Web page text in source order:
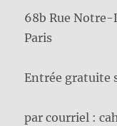
68b Rue
Paris
Entrée gratuite
par courriel :